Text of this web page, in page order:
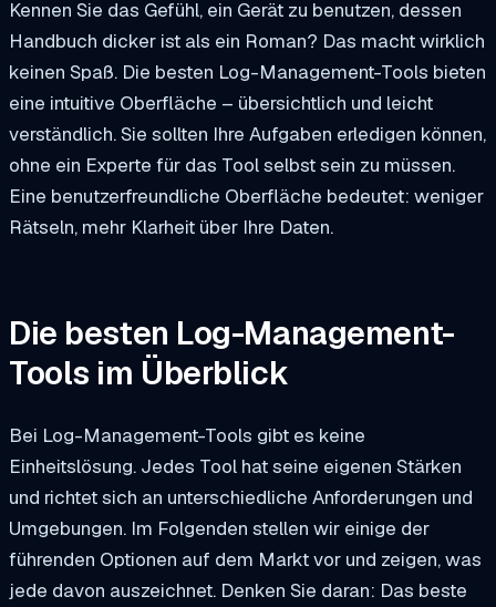
Kennen Sie das Gefühl, ein Gerät zu benutzen, dessen
Handbuch dicker ist als ein Roman? Das macht wirklich
keinen Spaß. Die besten Log-Management-Tools bieten
eine intuitive Oberfläche – übersichtlich und leicht
verständlich. Sie sollten Ihre Aufgaben erledigen können,
ohne ein Experte für das Tool selbst sein zu müssen.
Eine benutzerfreundliche Oberfläche bedeutet: weniger
Rätseln, mehr Klarheit über Ihre Daten.
Die besten Log-Management-
Tools im Überblick
Bei Log-Management-Tools gibt es keine
Einheitslösung. Jedes Tool hat seine eigenen Stärken
und richtet sich an unterschiedliche Anforderungen und
Umgebungen. Im Folgenden stellen wir einige der
führenden Optionen auf dem Markt vor und zeigen, was
jede davon auszeichnet. Denken Sie daran: Das beste